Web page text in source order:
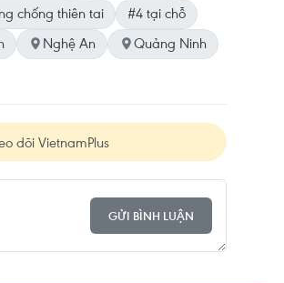
chống thiên tai
#4 tại chỗ
Nghệ An
Quảng Ninh
dõi VietnamPlus
GỬI BÌNH LUẬN